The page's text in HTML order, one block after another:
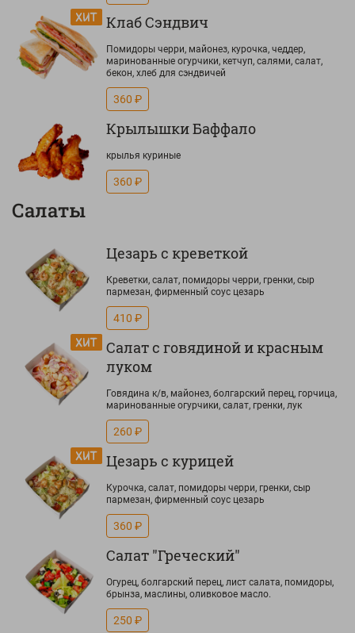
Клаб Сэндвич
Помидоры черри, майонез, курочка, чеддер,
маринованные огурчики, кетчуп, салями, салат,
бекон, хлеб для сэндвичей
360 ₽
Крылышки Баффало
крылья куриные
360 ₽
Салаты
Цезарь с креветкой
Креветки, салат, помидоры черри, гренки, сыр
пармезан, фирменный соус цезарь
410 ₽
Салат с говядиной и красным
луком
Говядина к/в, майонез, болгарский перец, горчица,
маринованные огурчики, салат, гренки, лук
260 ₽
Цезарь с курицей
Курочка, салат, помидоры черри, гренки, сыр
пармезан, фирменный соус цезарь
360 ₽
Салат "Греческий"
Огурец, болгарский перец, лист салата, помидоры,
брынза, маслины, оливковое масло.
250 ₽